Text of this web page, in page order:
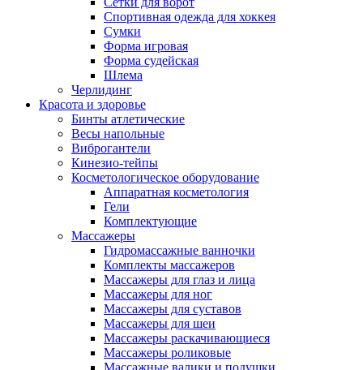
Спортивная одежда для хоккея
Сумки
Форма игровая
Форма судейская
Шлема
Черлидинг
Красота и здоровье
Бинты атлетические
Весы напольные
Виброгантели
Кинезио-тейпы
Косметологическое оборудование
Аппаратная косметология
Гели
Комплектующие
Массажеры
Гидромассажные ванночки
Комплекты массажеров
Массажеры для глаз и лица
Массажеры для ног
Массажеры для суставов
Массажеры для шеи
Массажеры раскачивающиеся
Массажеры роликовые
Массажные валики и подушки